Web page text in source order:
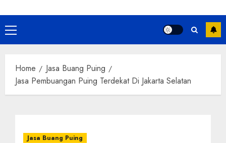
Primary
Menu
Home
Jasa Buang Puing
Jasa Pembuangan Puing Terdekat Di Jakarta Selatan
Jasa Buang Puing